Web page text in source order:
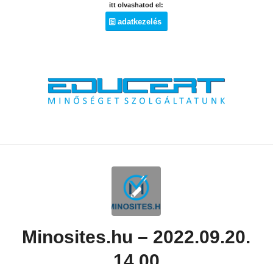
itt olvashatod el:
adatkezelés
Minosites.hu – 2022.09.20.